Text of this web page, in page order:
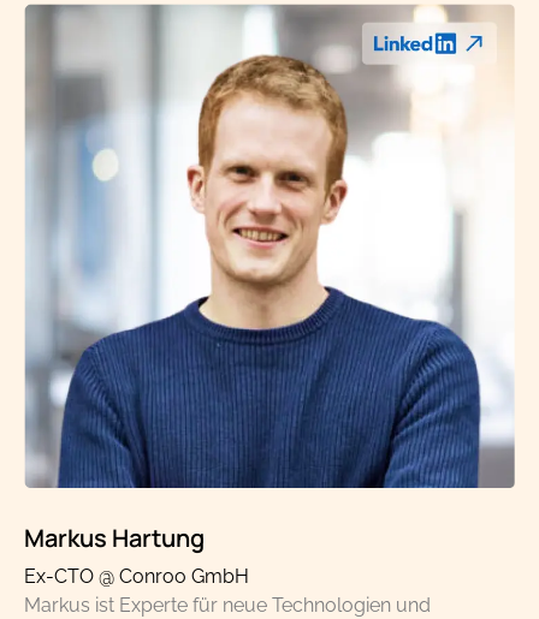
Markus Hartung
Ex-CTO @ Conroo GmbH
Markus ist Experte für neue Technologien und